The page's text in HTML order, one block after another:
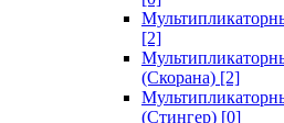
[2]
(Скорана) [2]
(Стингер) [0]